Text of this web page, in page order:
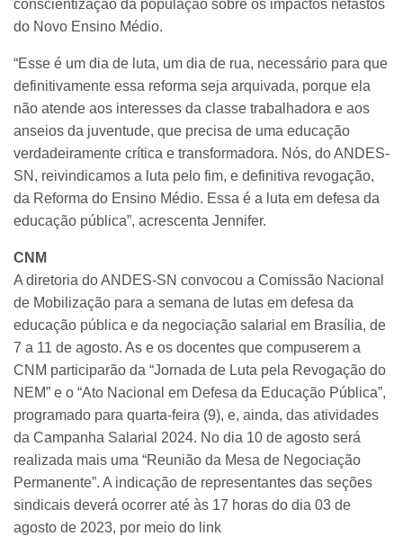
conscientização da população sobre os impactos nefastos
do Novo Ensino Médio.
“Esse é um dia de luta, um dia de rua, necessário para que
definitivamente essa reforma seja arquivada, porque ela
não atende aos interesses da classe trabalhadora e aos
anseios da juventude, que precisa de uma educação
verdadeiramente crítica e transformadora. Nós, do ANDES-
SN, reivindicamos a luta pelo fim, e definitiva revogação,
da Reforma do Ensino Médio. Essa é a luta em defesa da
educação pública”, acrescenta Jennifer.
CNM
A diretoria do ANDES-SN convocou a Comissão Nacional
de Mobilização para a semana de lutas em defesa da
educação pública e da negociação salarial em Brasília, de
7 a 11 de agosto. As e os docentes que compuserem a
CNM participarão da “Jornada de Luta pela Revogação do
NEM” e o “Ato Nacional em Defesa da Educação Pública”,
programado para quarta-feira (9), e, ainda, das atividades
da Campanha Salarial 2024. No dia 10 de agosto será
realizada mais uma “Reunião da Mesa de Negociação
Permanente”. A indicação de representantes das seções
sindicais deverá ocorrer até às 17 horas do dia 03 de
agosto de 2023, por meio do link